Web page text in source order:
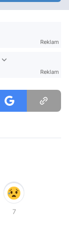
Reklam
Reklam
7